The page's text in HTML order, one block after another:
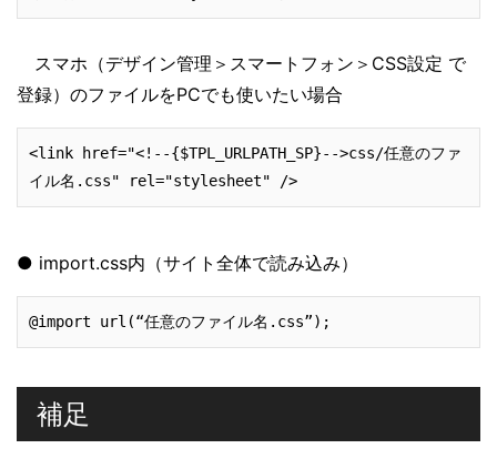
スマホ（デザイン管理＞スマートフォン＞CSS設定 で
登録）のファイルをPCでも使いたい場合
<link href="<!--{$TPL_URLPATH_SP}-->css/任意のファ
イル名.css" rel="stylesheet" />
● import.css内（サイト全体で読み込み）
@import url(“任意のファイル名.css”);
補足